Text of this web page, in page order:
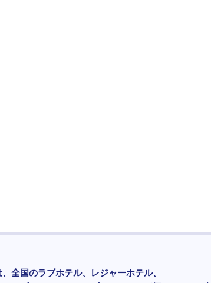
全国のラブホテル、レジャーホテル、